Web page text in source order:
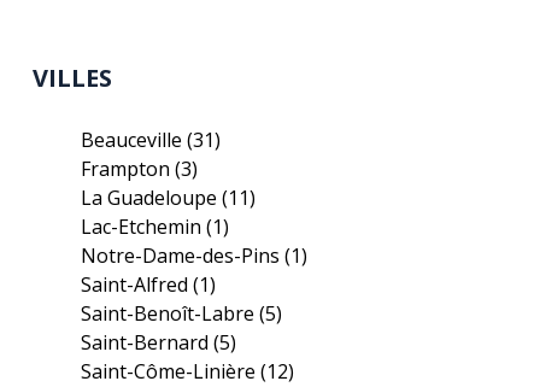
VILLES
Beauceville(31)
Frampton(3)
La Guadeloupe(11)
Lac-Etchemin(1)
Notre-Dame-des-Pins(1)
Saint-Alfred(1)
Saint-Benoît-Labre(5)
Saint-Bernard(5)
Saint-Côme-Linière(12)